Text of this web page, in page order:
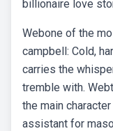
billionaire love
Webone of the
campbell: Cold,
carries the
tremble with.
the main
assistant for